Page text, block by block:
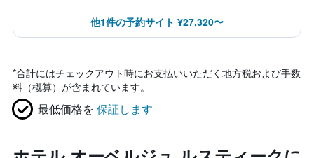
他1件の予約サイト ¥27,320〜
*合計にはチェックアウト時にお支払いいただく地方税および手数
料（概算）が含まれています。
最低価格を 保証します